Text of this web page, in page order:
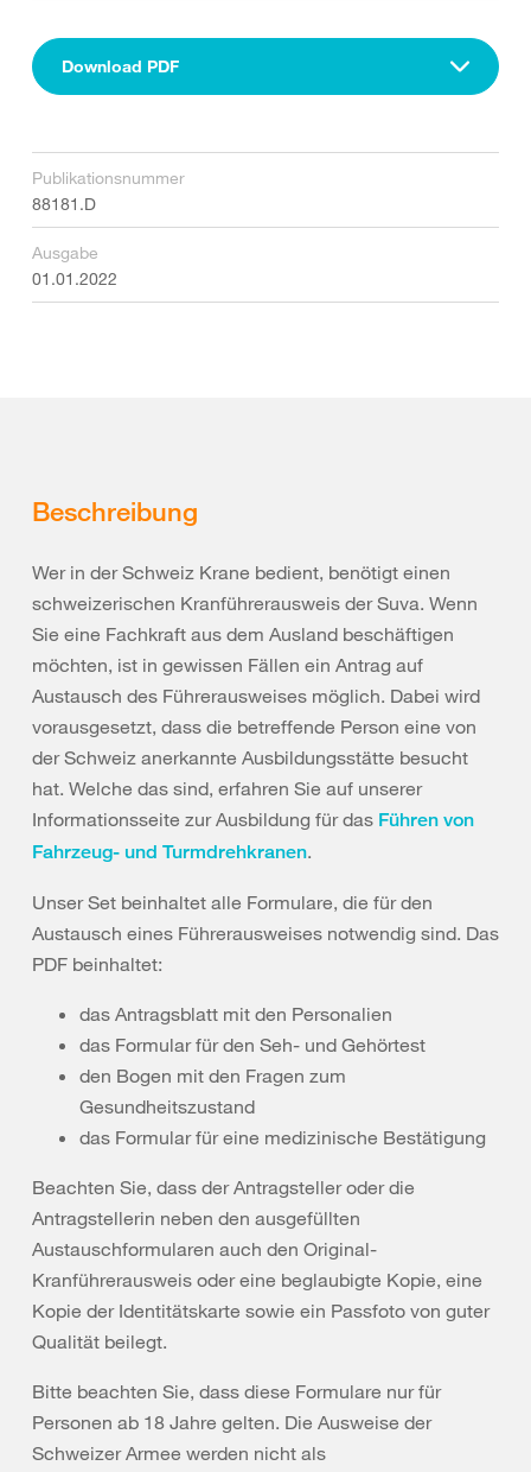
Download PDF
Publikationsnummer
88181.D
Ausgabe
01.01.2022
Beschreibung
Wer in der Schweiz Krane bedient, benötigt einen
schweizerischen Kranführerausweis der Suva. Wenn
Sie eine Fachkraft aus dem Ausland beschäftigen
möchten, ist in gewissen Fällen ein Antrag auf
Austausch des Führerausweises möglich. Dabei wird
vorausgesetzt, dass die betreffende Person eine von
der Schweiz anerkannte Ausbildungsstätte besucht
hat. Welche das sind, erfahren Sie auf unserer
Informationsseite zur Ausbildung für das Führen von
Fahrzeug- und Turmdrehkranen.
Unser Set beinhaltet alle Formulare, die für den
Austausch eines Führerausweises notwendig sind. Das
PDF beinhaltet:
das Antragsblatt mit den Personalien
das Formular für den Seh- und Gehörtest
den Bogen mit den Fragen zum
Gesundheitszustand
das Formular für eine medizinische Bestätigung
Beachten Sie, dass der Antragsteller oder die
Antragstellerin neben den ausgefüllten
Austauschformularen auch den Original-
Kranführerausweis oder eine beglaubigte Kopie, eine
Kopie der Identitätskarte sowie ein Passfoto von guter
Qualität beilegt.
Bitte beachten Sie, dass diese Formulare nur für
Personen ab 18 Jahre gelten. Die Ausweise der
Schweizer Armee werden nicht als